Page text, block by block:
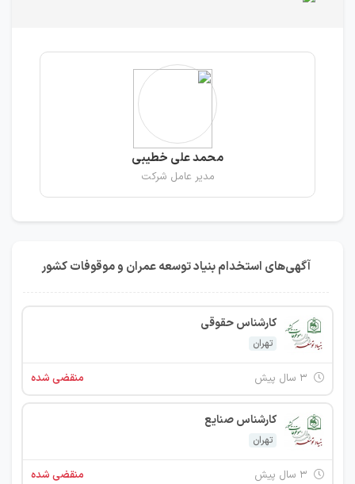
محمد علی خطیبی
مدیر عامل شرکت
آگهی‌های استخدام بنیاد توسعه عمران و موقوفات کشور
کارشناس حقوقی
تهران
منقضی شده
کارشناس صنایع
تهران
منقضی شده